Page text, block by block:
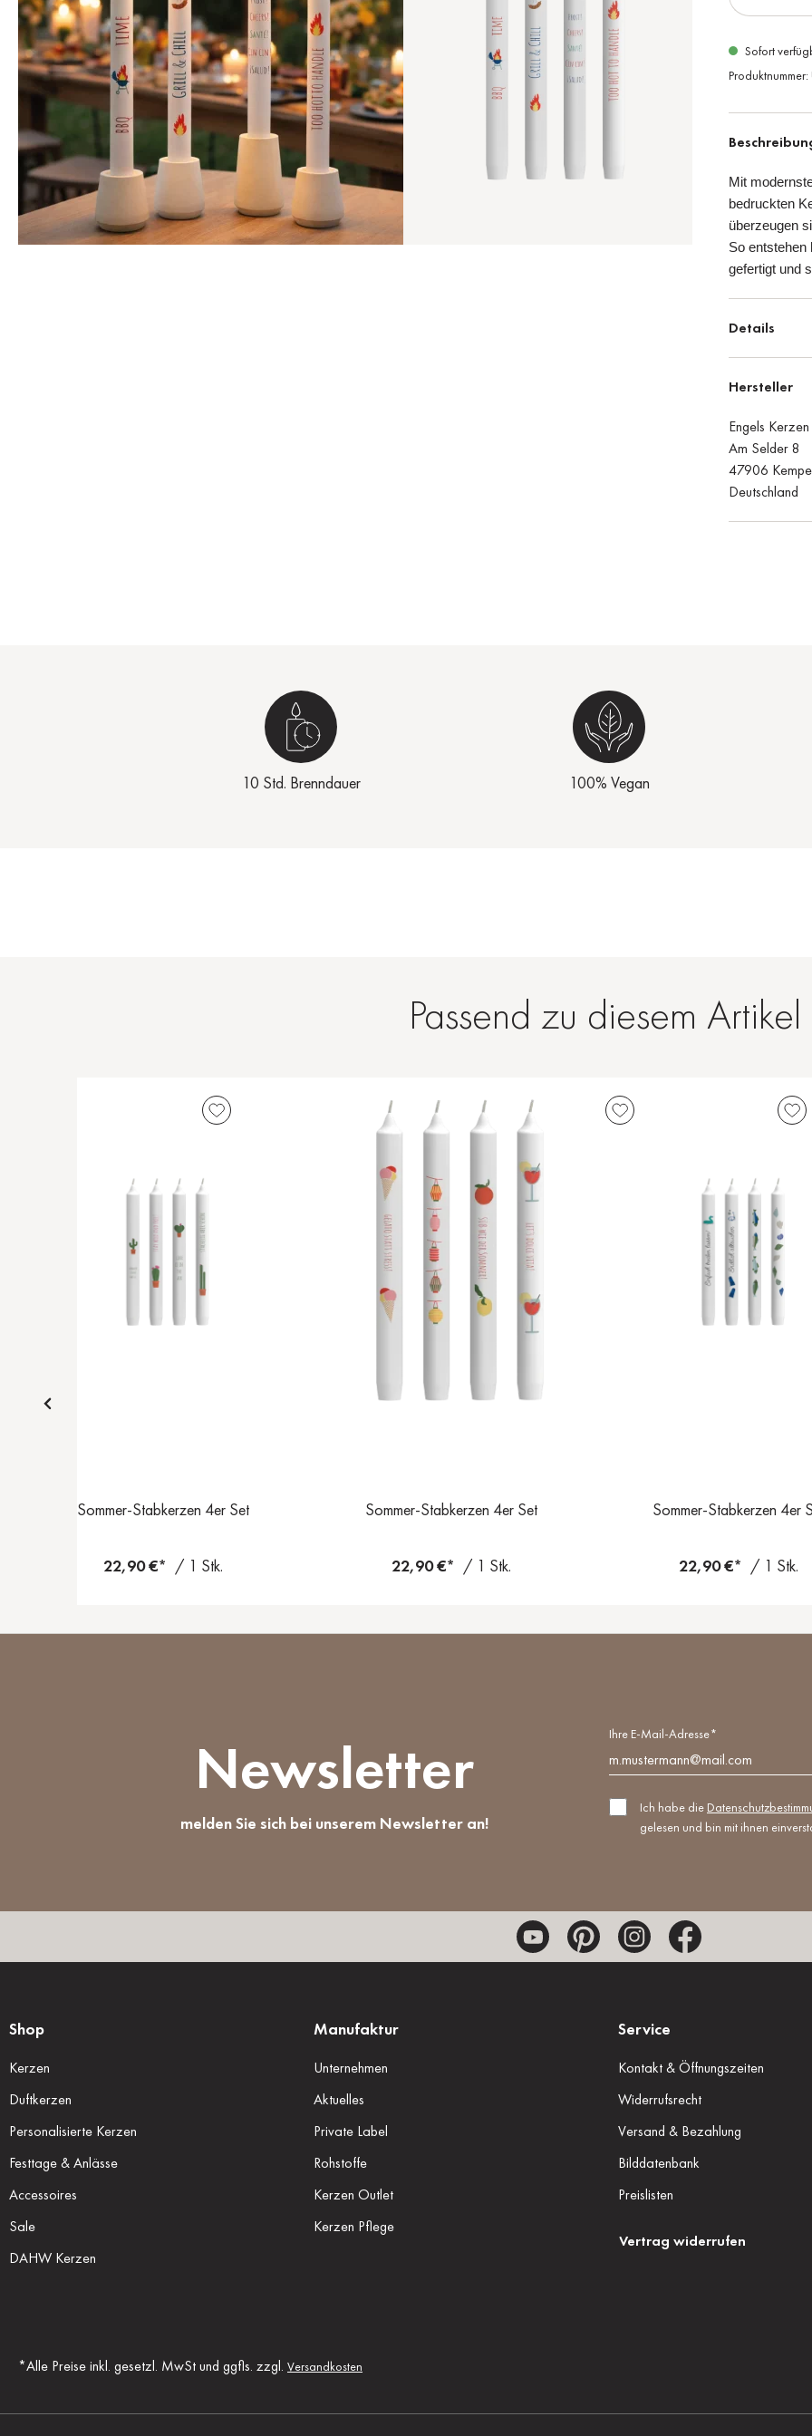
Sofort
Produktnummer:
Mit
bedruckten
überzeugen
So entstehen
gefertigt und
Details
Hersteller
Engels
Am Selder 8
47906
Deutschland
10 Std. Brenndauer 100% Vegan
Passend zu diesem Artikel
Sommer-Stabkerzen 4er Set
22,90 €* / 1 Stk.
Sommer-Stabkerzen 4er Set
22,90 €* / 1 Stk.
Sommer-Stabkerzen 4er
22,90 €* / 1 Stk.
Newsletter
melden Sie sich bei unserem Newsletter an!
Ihre E-Mail-Adresse*
Ich habe die
gelesen und bin mit ihnen
Shop
Kerzen
Duftkerzen
Personalisierte Kerzen
Festtage & Anlässe
Accessoires
Sale
DAHW Kerzen
Manufaktur
Unternehmen
Aktuelles
Private Label
Rohstoffe
Kerzen Outlet
Kerzen Pflege
Service
Kontakt & Öffnungszeiten
Widerrufsrecht
Versand & Bezahlung
Bilddatenbank
Preislisten
Vertrag widerrufen
*Alle Preise inkl. gesetzl. MwSt und ggfls. zzgl. Versandkosten